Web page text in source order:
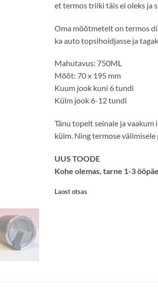
et termos triiki täis ei oleks ja
Oma mõõtmetelt on termos
ka auto topsihoidjasse ja
Mahutavus: 750ML
Mõõt: 70 x 195 mm
Kuum jook kuni 6 tundi
Külm jook 6-12 tundi
Tänu topelt seinale ja
külm. Ning termose
UUS TOODE
Kohe olemas, tarne 1-3
Laost otsas